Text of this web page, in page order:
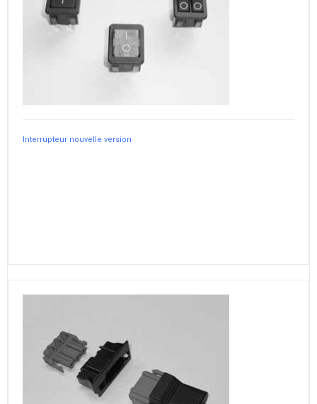
Interrupteur nouvelle version